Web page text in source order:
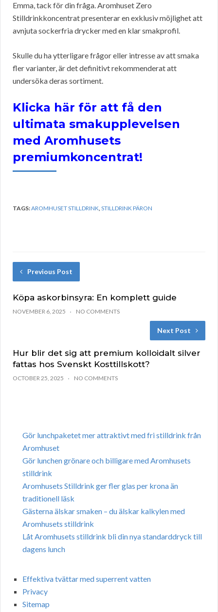
Emma, tack för din fråga. Aromhuset Zero
Stilldrinkkoncentrat presenterar en exklusiv möjlighet att
avnjuta sockerfria drycker med en klar smakprofil.
Skulle du ha ytterligare frågor eller intresse av att smaka
fler varianter, är det definitivt rekommenderat att
undersöka deras sortiment.
Klicka här för att få den
ultimata smakupplevelsen
med Aromhusets
premiumkoncentrat!
TAGS:AROMHUSET STILLDRINK,STILLDRINK PÄRON
Previous Post
Köpa askorbinsyra: En komplett guide
NOVEMBER 6, 2025 NO COMMENTS
Next Post
Hur blir det sig att premium kolloidalt silver
fattas hos Svenskt Kosttillskott?
OCTOBER 25, 2025 NO COMMENTS
Gör lunchpaketet mer attraktivt med fri stilldrink från
Aromhuset
Gör lunchen grönare och billigare med Aromhusets
stilldrink
Aromhusets Stilldrink ger fler glas per krona än
traditionell läsk
Gästerna älskar smaken – du älskar kalkylen med
Aromhusets stilldrink
Låt Aromhusets stilldrink bli din nya standarddryck till
dagens lunch
Effektiva tvättar med superrent vatten
Privacy
Sitemap